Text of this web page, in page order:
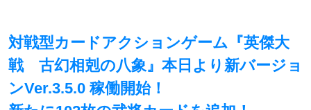
対戦型カードアクションゲーム『英傑大
戦 古幻相剋の八象』本日より新バージョ
ンVer.3.5.0 稼働開始！